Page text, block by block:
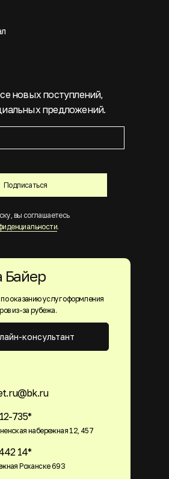
Подписаться
новых поступлений,
предложений.
вы соглашаетесь
.
оказанию услуг оформления
из-за рубежа.
735*
набережная 12, 457
14*
Роханске 693
консультант
Байер